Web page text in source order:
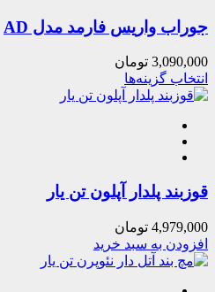
جوراب واریس فارمد مدل AD
3,090,000 تومان
انتخاب گزینه‌ها
قوزبند پلدار آپلون تن یار
4,979,000 تومان
افزودن به سبد خرید